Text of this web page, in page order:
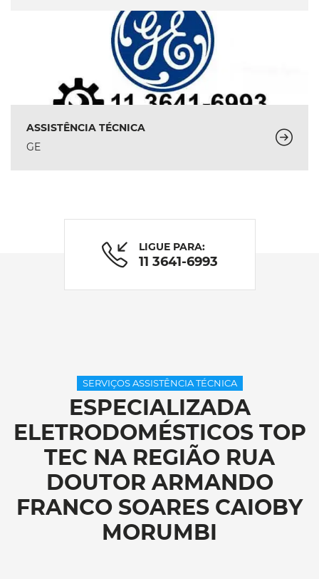
ASSISTÊNCIA TÉCNICA
GE
LIGUE PARA:
11 3641-6993
SERVIÇOS ASSISTÊNCIA TÉCNICA
ESPECIALIZADA
ELETRODOMÉSTICOS TOP
TEC NA REGIÃO RUA
DOUTOR ARMANDO
FRANCO SOARES CAIOBY
MORUMBI